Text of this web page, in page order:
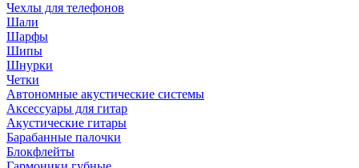
Чехлы для телефонов
Шали
Шарфы
Шипы
Шнурки
Четки
Автономные акустические системы
Аксессуары для гитар
Акустические гитары
Барабанные палочки
Блокфлейты